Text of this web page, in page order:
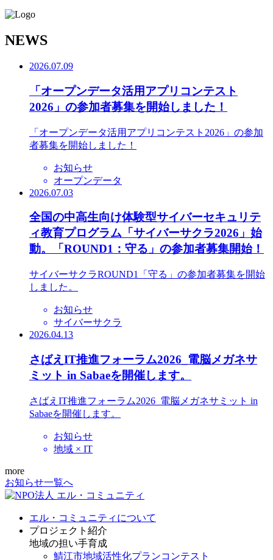
NEWS
2026.07.09
「オープンデータ活用アプリコンテスト
2026」の参加者募集を開始しました！
「オープンデータ活用アプリコンテスト2026」の参加
者募集を開始しました！
お知らせ
オープンデータ
2026.07.03
全国の中高生向け体験型サイバーセキュリテ
ィ教育プログラム「サイバーサクラ2026」始
動。「ROUND1：守る」の参加者募集開始！
サイバーサクラROUND1「守る」の参加者募集を開始
しました。
お知らせ
サイバーサクラ
2026.04.13
さばえIT推進フォーラム2026_電脳メガネサ
ミット in Sabaeを開催します。
さばえIT推進フォーラム2026_電脳メガネサミット in
Sabaeを開催します。
お知らせ
地域 × IT
more
お知らせ一覧へ
エル・コミュニティについて
プロジェクト紹介
地域の担い手育成
鯖江市地域活性化プランコンテスト